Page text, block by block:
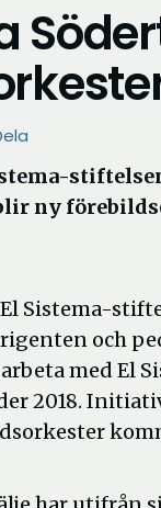
ny
Sistema-
och
med El
2018.